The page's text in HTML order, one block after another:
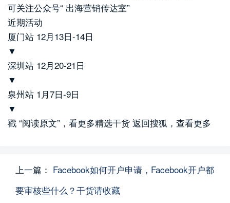
可关注公众号“ 出海营销传达室”
近期活动
厦门站 12月13日-14日
▼
深圳站 12月20-21日
▼
泉州站 1月7日-9日
▼
戳 “阅读原文”，看更多精选干货 返回搜狐，查看更多
上一篇： Facebook如何开户申请，Facebook开户都
要审核些什么？干货请收藏